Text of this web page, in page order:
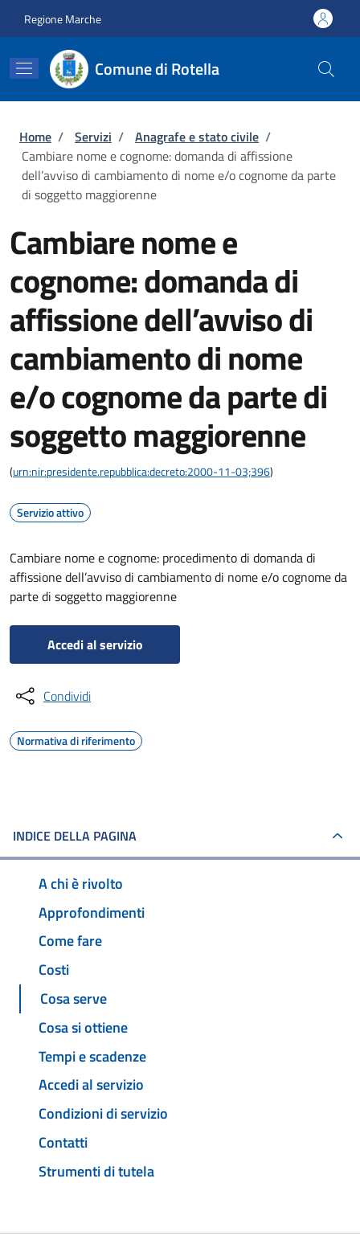
Regione Marche
Comune di Rotella
Briciole di pane
Home / Servizi / Anagrafe e stato civile /
Cambiare nome e cognome: domanda di affissione
dell’avviso di cambiamento di nome e/o cognome da parte
di soggetto maggiorenne
Cambiare nome e
cognome: domanda di
affissione dell’avviso di
cambiamento di nome
e/o cognome da parte di
soggetto maggiorenne
(urn:nir:presidente.repubblica:decreto:2000-11-03;396)
Servizio attivo
Cambiare nome e cognome: procedimento di domanda di
affissione dell’avviso di cambiamento di nome e/o cognome da
parte di soggetto maggiorenne
Accedi al servizio
Condividi
Normativa di riferimento
INDICE DELLA PAGINA
A chi è rivolto
Approfondimenti
Come fare
Costi
Cosa serve
Cosa si ottiene
Tempi e scadenze
Accedi al servizio
Condizioni di servizio
Contatti
Strumenti di tutela